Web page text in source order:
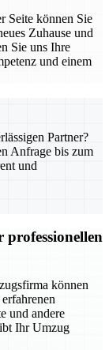
Seite können Sie
Zuhause und
Sie uns Ihre
und einem
Partner?
Anfrage bis zum
und
professionellen
können
und andere
Ihr Umzug